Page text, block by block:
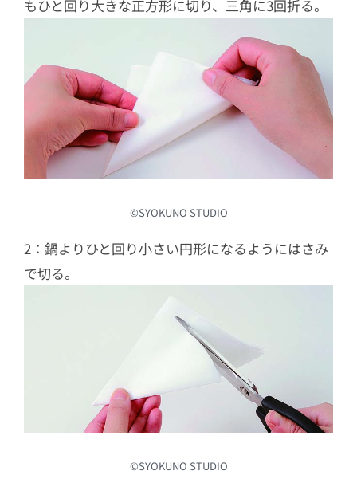
もひと回り大きな正方形に切り、三角に3回折る。
©︎SYOKUNO STUDIO
2：鍋よりひと回り小さい円形になるようにはさみ
で切る。
©︎SYOKUNO STUDIO